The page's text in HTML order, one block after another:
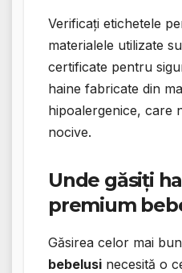
Verificați etichetele
materialele utilizate
certificate pentru
haine fabricate din
hipoalergenice, care
nocive.
Unde găsiți
premium
Găsirea celor mai
bebelusi necesită o